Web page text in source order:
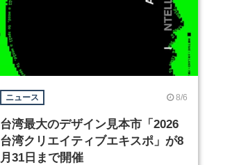
ニュース 8/6
台湾最大のデザイン見本市「2026
台湾クリエイティブエキスポ」が8
月31日まで開催